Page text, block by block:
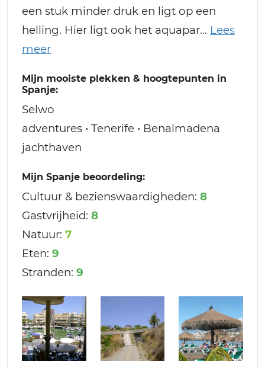
een stuk minder druk en ligt op een
helling. Hier ligt ook het aquapar
Mijn mooiste plekken & hoogtepunten in
Spanje:
Selwo
adventures • Tenerife • Benalmadena
jachthaven
Mijn Spanje beoordeling:
Cultuur & bezienswaardigheden: 8
Gastvrijheid: 8
Natuur: 7
Eten: 9
Stranden: 9